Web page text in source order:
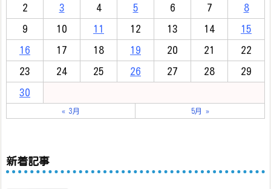
2 3 4 5 6 7 8
9 10 11 12 13 14 15
16 17 18 19 20 21 22
23 24 25 26 27 28 29
30
« 3月 5月 »
新着記事